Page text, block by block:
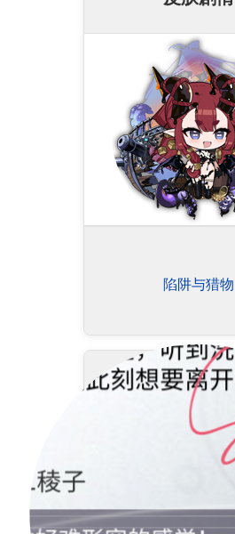
陷阱与猎物
密语档案